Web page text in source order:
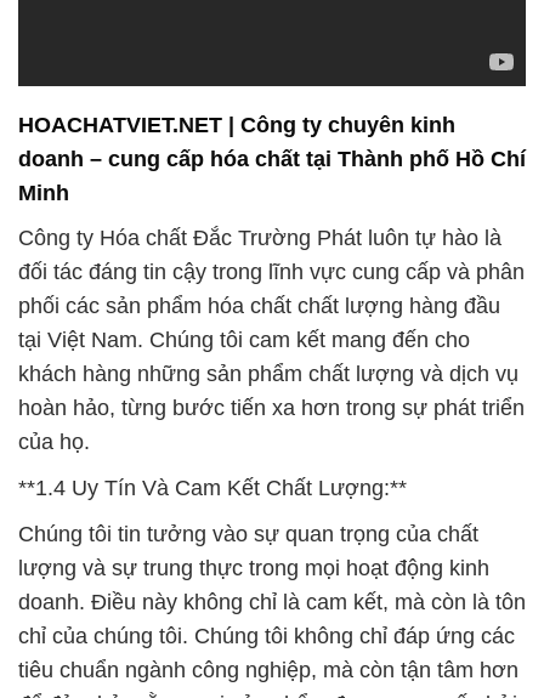
HOACHATVIET.NET | Công ty chuyên kinh
doanh – cung cấp hóa chất tại Thành phố Hồ Chí
Minh
Công ty Hóa chất Đắc Trường Phát luôn tự hào là
đối tác đáng tin cậy trong lĩnh vực cung cấp và phân
phối các sản phẩm hóa chất chất lượng hàng đầu
tại Việt Nam. Chúng tôi cam kết mang đến cho
khách hàng những sản phẩm chất lượng và dịch vụ
hoàn hảo, từng bước tiến xa hơn trong sự phát triển
của họ.
**1.4 Uy Tín Và Cam Kết Chất Lượng:**
Chúng tôi tin tưởng vào sự quan trọng của chất
lượng và sự trung thực trong mọi hoạt động kinh
doanh. Điều này không chỉ là cam kết, mà còn là tôn
chỉ của chúng tôi. Chúng tôi không chỉ đáp ứng các
tiêu chuẩn ngành công nghiệp, mà còn tận tâm hơn